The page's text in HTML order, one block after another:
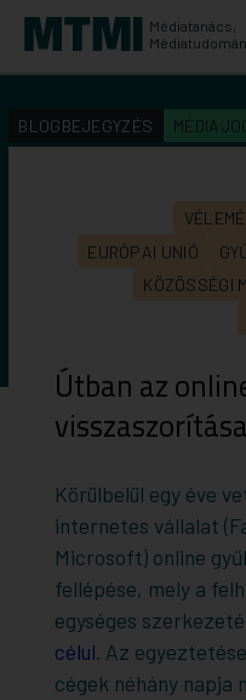
Médiatanács,
KERESÉS AZ INTÉZET ANYAGAI KÖZÖTT
BLOGBEJEGYZÉS
EURÓPAI UNIÓ
KÖZÖSSÉGI
Útban az
Körülbelül egy éve
internetes vállalat
Microsoft) online
fellépése, mely a
egységes
célul. Az
cégek néhány napja